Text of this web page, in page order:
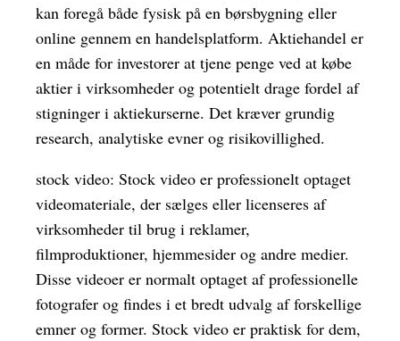
kan foregå både fysisk på en børsbygning eller
online gennem en handelsplatform. Aktiehandel er
en måde for investorer at tjene penge ved at købe
aktier i virksomheder og potentielt drage fordel af
stigninger i aktiekurserne. Det kræver grundig
research, analytiske evner og risikovillighed.
stock video: Stock video er professionelt optaget
videomateriale, der sælges eller licenseres af
virksomheder til brug i reklamer,
filmproduktioner, hjemmesider og andre medier.
Disse videoer er normalt optaget af professionelle
fotografer og findes i et bredt udvalg af forskellige
emner og former. Stock video er praktisk for dem,